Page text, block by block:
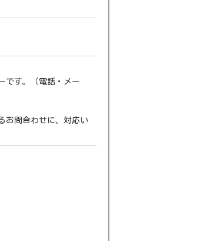
です。（電話・メー
お問合わせに、対応い